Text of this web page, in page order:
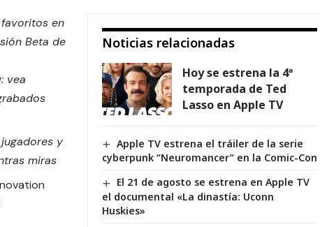
Noticias relacionadas
Hoy se estrena la 4ª
temporada de Ted
Lasso en Apple TV
Apple TV estrena el tráiler de la serie
cyberpunk “Neuromancer” en la Comic-Con
El 21 de agosto se estrena en Apple TV
el documental «La dinastía: Uconn
Huskies»
favoritos en
Beta de
vea
y
miras